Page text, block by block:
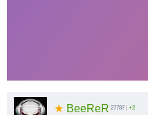
★ BeeReR 27787 | +2